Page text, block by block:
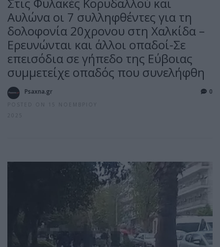
Αυλώνα οι 7 συλληφθέντες για τη
δολοφονία 20χρονου στη Χαλκίδα –
Ερευνώνται και άλλοι οπαδοί-Σε
επεισόδια σε γήπεδο της Εύβοιας
συμμετείχε οπαδός που συνελήφθη
Psaxna.gr
POSTED ON 15 ΝΟΕΜΒΡΊΟΥ
2025
0